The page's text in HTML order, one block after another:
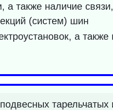
а также наличие
(систем) шин
а